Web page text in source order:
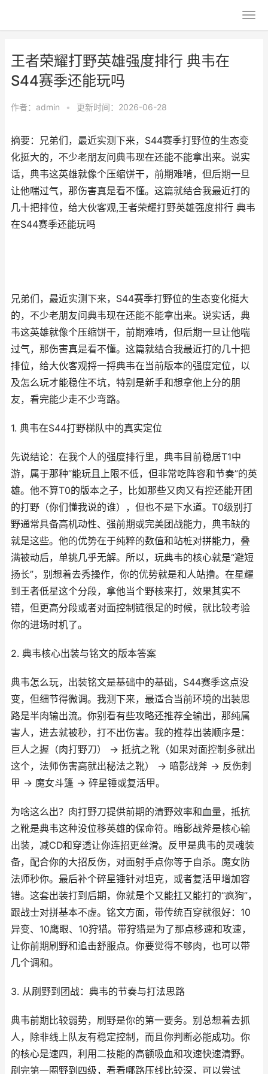
王者荣耀打野英雄强度排行 典韦在
S44赛季还能玩吗
作者： admin • 更新时间：2026-06-28
摘要：兄弟们，最近实测下来，S44赛季打野位的生态变
化挺大的，不少老朋友问典韦现在还能不能拿出来。说实
话，典韦这英雄就像个压缩饼干，前期难啃，但后期一旦
让他喘过气，那伤害真是看不懂。这篇就结合我最近打的
几十把排位，给大伙客观,王者荣耀打野英雄强度排行 典韦
在S44赛季还能玩吗
兄弟们，最近实测下来，S44赛季打野位的生态变化挺大
的，不少老朋友问典韦现在还能不能拿出来。说实话，典
韦这英雄就像个压缩饼干，前期难啃，但后期一旦让他喘
过气，那伤害真是看不懂。这篇就结合我最近打的几十把
排位，给大伙客观捋一捋典韦在当前版本的强度定位，以
及怎么玩才能稳住不坑，特别是新手和想拿他上分的朋
友，看完能少走不少弯路。
1. 典韦在S44打野梯队中的真实定位
先说结论：在我个人的强度排行里，典韦目前稳居T1中
游，属于那种“能玩且上限不低，但非常吃阵容和节奏”的英
雄。他不算T0的版本之子，比如那些又肉又有控还能开团
的打野（你们懂我说的谁），但也不是下水道。T0级别打
野通常具备高机动性、强前期或完美团战能力，典韦缺的
就是这些。他的优势在于纯粹的数值和站桩对拼能力，叠
满被动后，单挑几乎无解。所以，玩典韦的核心就是“避短
扬长”，别想着去秀操作，你的优势就是和人站撸。在星耀
到王者低星这个分段，拿他当个野核来打，效果其实不
错，但更高分段或者对面控制链很足的时候，就比较考验
你的进场时机了。
2. 典韦核心出装与铭文的版本答案
典韦怎么玩，出装铭文是基础中的基础，S44赛季这点没
变，但细节得微调。我测下来，最适合当前环境的出装思
路是半肉输出流。你别看有些攻略还推荐全输出，那纯属
害人，进去就被秒，打不出伤害。我的推荐出装顺序是：
巨人之握（肉打野刀） → 抵抗之靴（如果对面控制多就出
这个，法师伤害高就出秘法之靴） → 暗影战斧 → 反伤刺
甲 → 魔女斗篷 → 碎星锤或复活甲。
为啥这么出？肉打野刀提供前期的清野效率和血量，抵抗
之靴是典韦这种没位移英雄的保命符。暗影战斧是核心输
出装，减CD和穿透让你连招更丝滑。反甲是典韦的灵魂装
备，配合你的大招反伤，对面射手点你等于自杀。魔女防
法师秒你。最后补个碎星锤针对坦克，或者复活甲增加容
错。这套出装打到后期，你就是个又能扛又能打的“疯狗”，
跟战士对拼基本不虚。铭文方面，带传统百穿就很好：10
异变、10鹰眼、10狩猎。带狩猎是为了那点移速和攻速，
让你前期刷野和追击舒服点。你要觉得不够肉，也可以带
几个调和。
3. 从刷野到团战：典韦的节奏与打法思路
典韦前期比较弱势，刷野是你的第一要务。别总想着去抓
人，除非线上队友有稳定控制，而且你判断必能成功。你
的核心是速四，利用二技能的高额吸血和攻速快速清野。
刷完第一圈野到四级，看看哪路压线比较深，可以尝试